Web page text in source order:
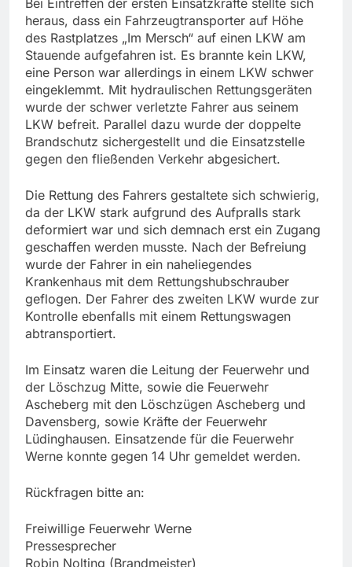
heraus, dass ein Fahrzeugtransporter auf Höhe
des Rastplatzes „Im Mersch“ auf einen LKW am
Stauende aufgefahren ist. Es brannte kein LKW,
eine Person war allerdings in einem LKW schwer
eingeklemmt. Mit hydraulischen Rettungsgeräten
wurde der schwer verletzte Fahrer aus seinem
LKW befreit. Parallel dazu wurde der doppelte
Brandschutz sichergestellt und die Einsatzstelle
gegen den fließenden Verkehr abgesichert.
Die Rettung des Fahrers gestaltete sich schwierig,
da der LKW stark aufgrund des Aufpralls stark
deformiert war und sich demnach erst ein Zugang
geschaffen werden musste. Nach der Befreiung
wurde der Fahrer in ein naheliegendes
Krankenhaus mit dem Rettungshubschrauber
geflogen. Der Fahrer des zweiten LKW wurde zur
Kontrolle ebenfalls mit einem Rettungswagen
abtransportiert.
Im Einsatz waren die Leitung der Feuerwehr und
der Löschzug Mitte, sowie die Feuerwehr
Ascheberg mit den Löschzügen Ascheberg und
Davensberg, sowie Kräfte der Feuerwehr
Lüdinghausen. Einsatzende für die Feuerwehr
Werne konnte gegen 14 Uhr gemeldet werden.
Rückfragen bitte an:
Freiwillige Feuerwehr Werne
Pressesprecher
Robin Nolting (Brandmeister)